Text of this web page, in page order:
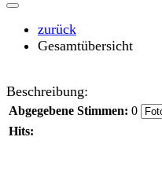
zurück
Gesamtübersicht
Beschreibung:
Abgegebene Stimmen: 0
Hits: